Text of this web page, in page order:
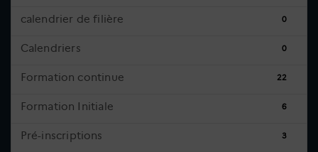
calendrier de filière 0
Calendriers 0
Formation continue 22
Formation Initiale 6
Pré-inscriptions 3